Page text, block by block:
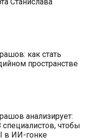
как стать
пространстве
анализирует:
специалистов, чтобы
в ИИ-гонке